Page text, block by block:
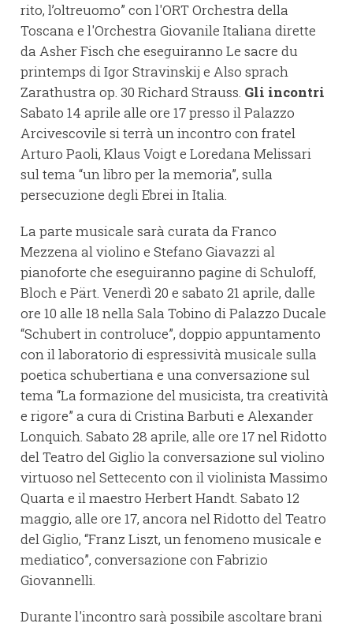
rito, l’oltreuomo” con l'ORT Orchestra della
Toscana e l'Orchestra Giovanile Italiana dirette
da Asher Fisch che eseguiranno Le sacre du
printemps di Igor Stravinskij e Also sprach
Zarathustra op. 30 Richard Strauss. Gli incontri
Sabato 14 aprile alle ore 17 presso il Palazzo
Arcivescovile si terrà un incontro con fratel
Arturo Paoli, Klaus Voigt e Loredana Melissari
sul tema “un libro per la memoria”, sulla
persecuzione degli Ebrei in Italia.
La parte musicale sarà curata da Franco
Mezzena al violino e Stefano Giavazzi al
pianoforte che eseguiranno pagine di Schuloff,
Bloch e Pärt. Venerdì 20 e sabato 21 aprile, dalle
ore 10 alle 18 nella Sala Tobino di Palazzo Ducale
“Schubert in controluce”, doppio appuntamento
con il laboratorio di espressività musicale sulla
poetica schubertiana e una conversazione sul
tema “La formazione del musicista, tra creatività
e rigore” a cura di Cristina Barbuti e Alexander
Lonquich. Sabato 28 aprile, alle ore 17 nel Ridotto
del Teatro del Giglio la conversazione sul violino
virtuoso nel Settecento con il violinista Massimo
Quarta e il maestro Herbert Handt. Sabato 12
maggio, alle ore 17, ancora nel Ridotto del Teatro
del Giglio, “Franz Liszt, un fenomeno musicale e
mediatico”, conversazione con Fabrizio
Giovannelli.
Durante l'incontro sarà possibile ascoltare brani